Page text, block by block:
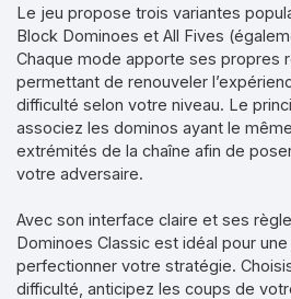
Le jeu propose trois variantes
Block Dominoes et All Fives
Chaque mode apporte ses propres
permettant de renouveler
difficulté selon votre niveau. Le
associez les dominos ayant le
extrémités de la chaîne afin de
votre adversaire.
Avec son interface claire et ses
Dominoes Classic est idéal pour
perfectionner votre stratégie.
difficulté, anticipez les coups de